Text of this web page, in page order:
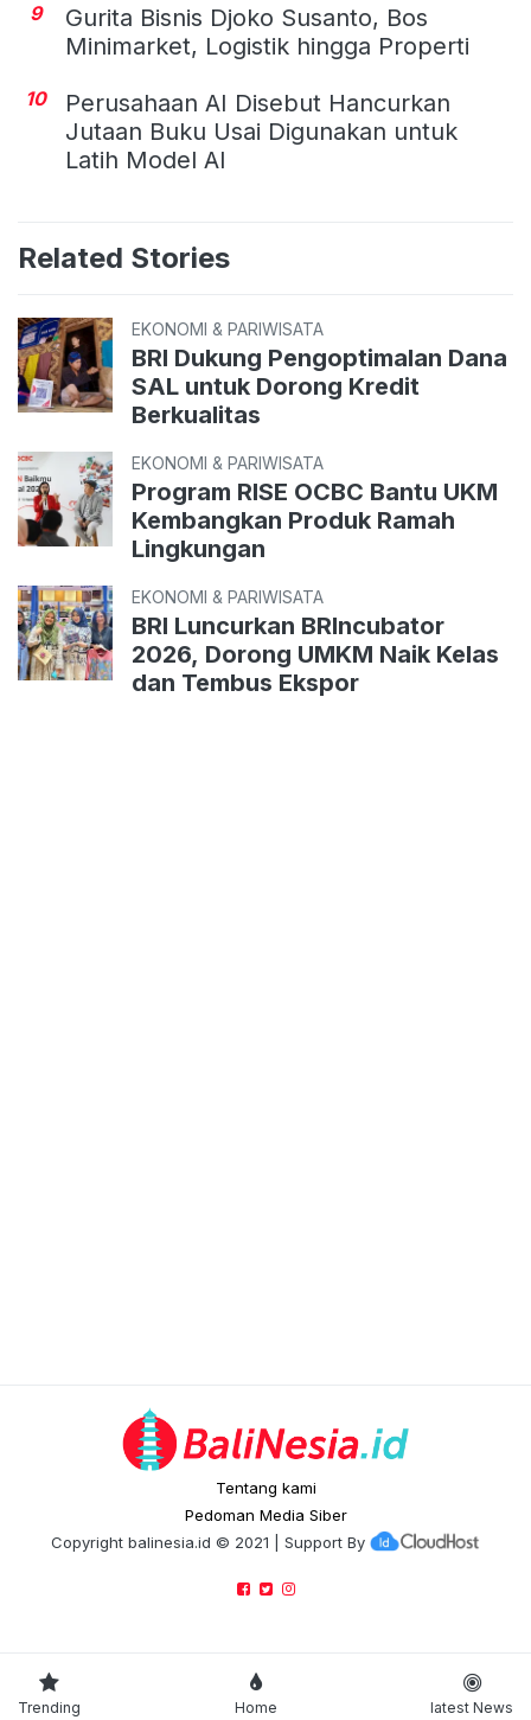
9
Gurita Bisnis Djoko Susanto, Bos
Minimarket, Logistik hingga Properti
10
Perusahaan AI Disebut Hancurkan
Jutaan Buku Usai Digunakan untuk
Latih Model AI
Related Stories
EKONOMI & PARIWISATA
BRI Dukung Pengoptimalan Dana
SAL untuk Dorong Kredit
Berkualitas
EKONOMI & PARIWISATA
Program RISE OCBC Bantu UKM
Kembangkan Produk Ramah
Lingkungan
EKONOMI & PARIWISATA
BRI Luncurkan BRIncubator
2026, Dorong UMKM Naik Kelas
dan Tembus Ekspor
Tentang kami
Pedoman Media Siber
Copyright balinesia.id © 2021 | Support By
Trending Home latest News